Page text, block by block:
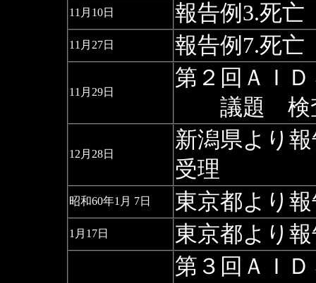
11月10日 報告例3.死亡
11月27日 報告例7.死亡
11月29日
第２回ＡＩ
議題 検査
12月28日
新潟県より
受理
昭和60年1月 7日 東京都より
1月17日 東京都より
第３回ＡＩ